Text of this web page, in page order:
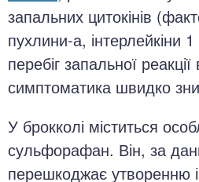
запальних цитокінів
пухлини-а, інтерлейкіни 1
перебіг запальної реакції
симптоматика швидко
У брокколі міститься
сульфорафан. Він, за
перешкоджає утворенню